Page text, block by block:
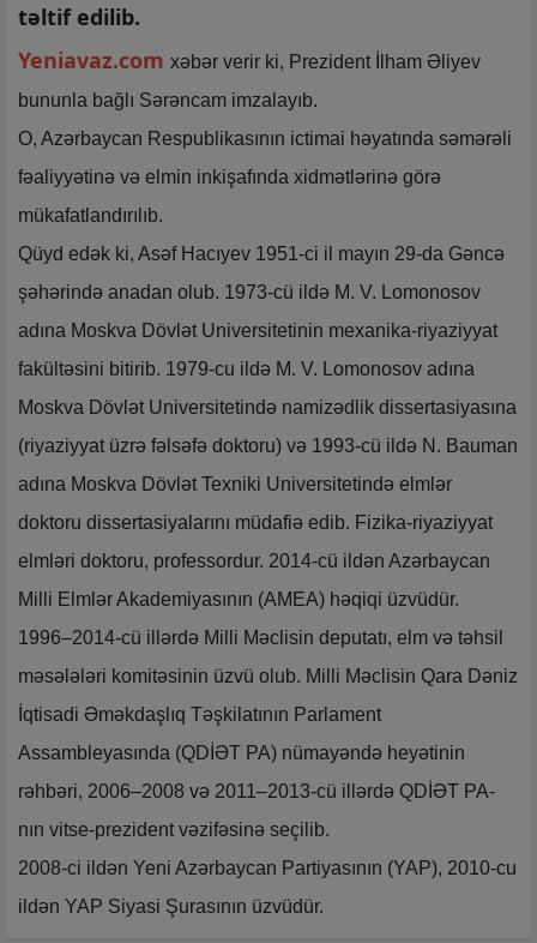
təltif edilib.
Yeniavaz.com xəbər verir ki, Prezident İlham Əliyev
bununla bağlı Sərəncam imzalayıb.
O, Azərbaycan Respublikasının ictimai həyatında səmərəli
fəaliyyətinə və elmin inkişafında xidmətlərinə görə
mükafatlandırılıb.
Qüyd edək ki, Asəf Hacıyev 1951-ci il mayın 29-da Gəncə
şəhərində anadan olub. 1973-cü ildə M. V. Lomonosov
adına Moskva Dövlət Universitetinin mexanika-riyaziyyat
fakültəsini bitirib. 1979-cu ildə M. V. Lomonosov adına
Moskva Dövlət Universitetində namizədlik dissertasiyasına
(riyaziyyat üzrə fəlsəfə doktoru) və 1993-cü ildə N. Bauman
adına Moskva Dövlət Texniki Universitetində elmlər
doktoru dissertasiyalarını müdafiə edib. Fizika-riyaziyyat
elmləri doktoru, professordur. 2014-cü ildən Azərbaycan
Milli Elmlər Akademiyasının (AMEA) həqiqi üzvüdür.
1996–2014-cü illərdə Milli Məclisin deputatı, elm və təhsil
məsələləri komitəsinin üzvü olub. Milli Məclisin Qara Dəniz
İqtisadi Əməkdaşlıq Təşkilatının Parlament
Assambleyasında (QDİƏT PA) nümayəndə heyətinin
rəhbəri, 2006–2008 və 2011–2013-cü illərdə QDİƏT PA-
nın vitse-prezident vəzifəsinə seçilib.
2008-ci ildən Yeni Azərbaycan Partiyasının (YAP), 2010-cu
ildən YAP Siyasi Şurasının üzvüdür.